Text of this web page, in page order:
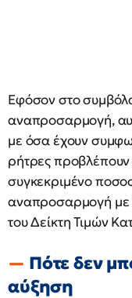
Εφόσον στο
αναπροσαρμογή,
με όσα έχουν
ρήτρες προβλέπουν
συγκεκριμένο
αναπροσαρμογή με
του Δείκτη Τιμών
Πότε δεν
αύξηση